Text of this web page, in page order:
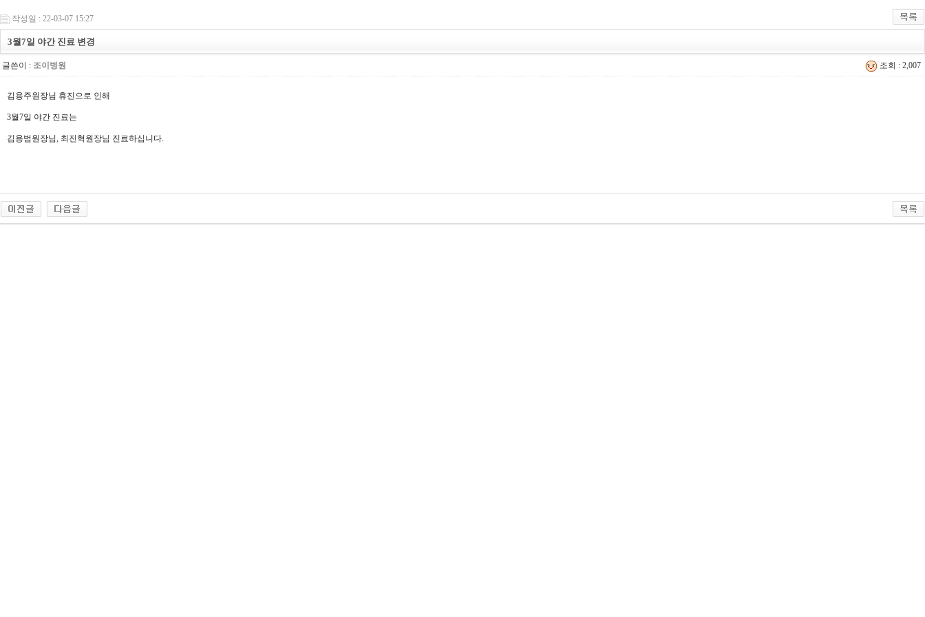
작성일 : 22-03-07 15:27
3월7일 야간 진료 변경
글쓴이 : 조이병원 조회 : 2,007
김용주원장님 휴진으로 인해
3월7일 야간 진료는
김용범원장님, 최진혁원장님 진료하십니다.